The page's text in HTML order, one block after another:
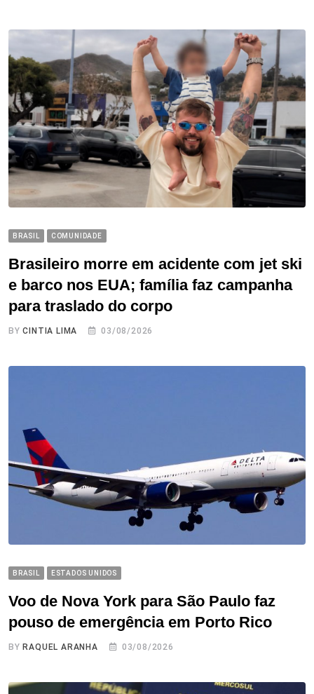
BRASIL COMUNIDADE
Brasileiro morre em acidente com jet ski
e barco nos EUA; família faz campanha
para traslado do corpo
BYCINTIA LIMA 03/08/2026
BRASIL ESTADOS UNIDOS
Voo de Nova York para São Paulo faz
pouso de emergência em Porto Rico
BYRAQUEL ARANHA 03/08/2026